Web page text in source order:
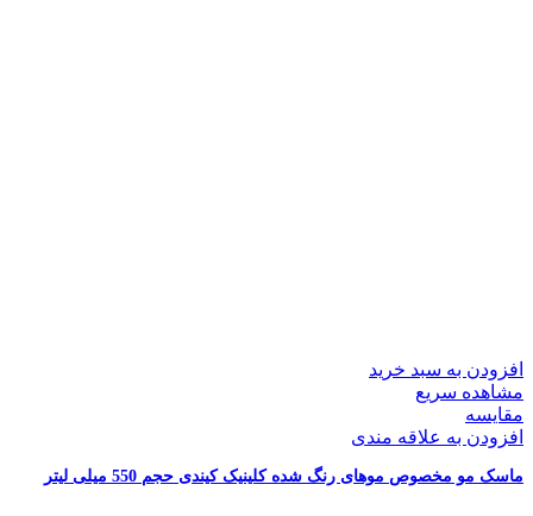
افزودن به سبد خرید
مشاهده سریع
مقایسه
افزودن به علاقه مندی
ماسک مو مخصوص موهای رنگ شده کلینیک کیندی حجم 550 میلی لیتر